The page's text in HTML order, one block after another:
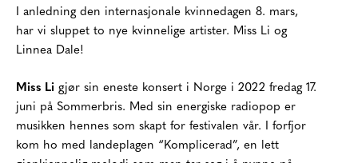
I anledning den internasjonale kvinnedagen 8. mars,
har vi sluppet to nye kvinnelige artister. Miss Li og
Linnea Dale!
Miss Li gjør sin eneste konsert i Norge i 2022 fredag 17.
juni på Sommerbris. Med sin energiske radiopop er
musikken hennes som skapt for festivalen vår. I forfjor
kom ho med landeplagen “Komplicerad”, en lett